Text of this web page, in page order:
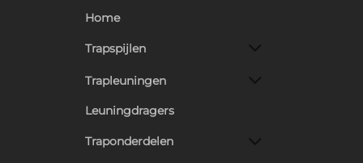
Home
Trapspijlen
Trapleuningen
Leuningdragers
Traponderdelen